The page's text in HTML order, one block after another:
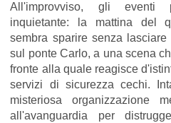
All'improvviso, gli eventi
inquietante: la mattina del
sembra sparire senza
sul ponte Carlo, a una scena
fronte alla quale reagisce
servizi di sicurezza cechi.
misteriosa organizzazione
all'avanguardia per